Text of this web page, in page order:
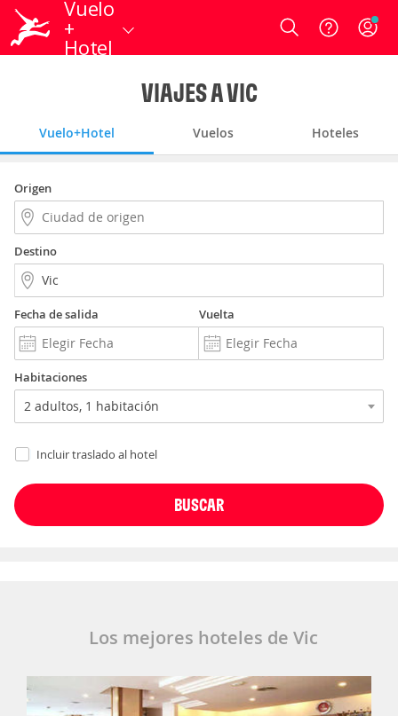
Vuelo
+
Hotel
Login
VIAJES A VIC
Vuelo+Hotel Vuelos Hoteles
Origen
Destino
Fecha de salida Vuelta
Habitaciones
Incluir traslado al hotel
Los mejores hoteles de Vic